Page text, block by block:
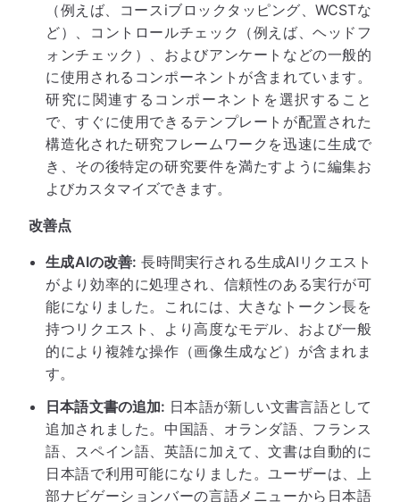
（例えば、コースiブロックタッピング、WCSTな
ど）、コントロールチェック（例えば、ヘッドフ
ォンチェック）、およびアンケートなどの一般的
に使用されるコンポーネントが含まれています。
研究に関連するコンポーネントを選択すること
で、すぐに使用できるテンプレートが配置された
構造化された研究フレームワークを迅速に生成で
き、その後特定の研究要件を満たすように編集お
よびカスタマイズできます。
改善点
生成AIの改善: 長時間実行される生成AIリクエスト
がより効率的に処理され、信頼性のある実行が可
能になりました。これには、大きなトークン長を
持つリクエスト、より高度なモデル、および一般
的により複雑な操作（画像生成など）が含まれま
す。
日本語文書の追加: 日本語が新しい文書言語として
追加されました。中国語、オランダ語、フランス
語、スペイン語、英語に加えて、文書は自動的に
日本語で利用可能になりました。ユーザーは、上
部ナビゲーションバーの言語メニューから日本語